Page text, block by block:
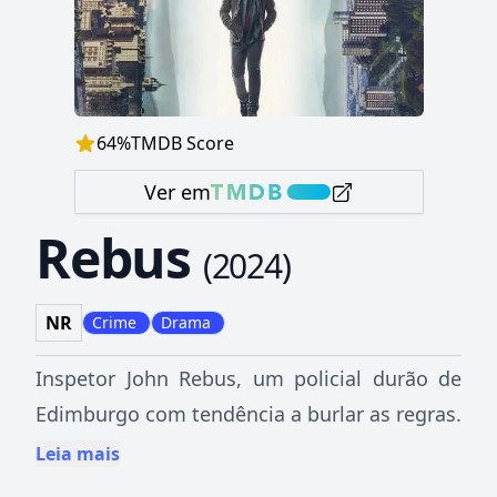
64%TMDB Score
Ver em
Rebus (2024)
NR Crime Drama
Inspetor John Rebus, um policial durão de
Edimburgo com tendência a burlar as regras.
Leia mais